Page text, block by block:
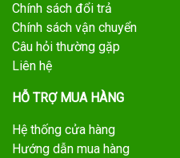
Chính sách đổi trả
Chính sách vận chuyển
Câu hỏi thường gặp
Liên hệ
HỖ TRỢ MUA HÀNG
Hệ thống cửa hàng
Hướng dẫn mua hàng